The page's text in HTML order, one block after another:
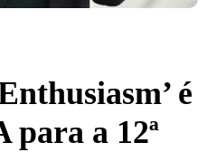
é
para a 12ª